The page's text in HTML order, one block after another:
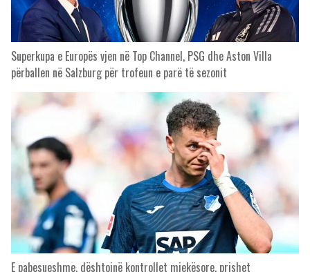
Superkupa e Europës vjen në Top Channel, PSG dhe Aston Villa
përballen në Salzburg për trofeun e parë të sezonit
E pabesueshme, dështojnë kontrollet mjekësore, prishet